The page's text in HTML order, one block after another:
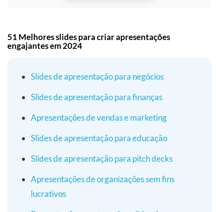
51 Melhores slides para criar apresentações
engajantes em 2024
Slides de apresentação para negócios
Slides de apresentação para finanças
Apresentações de vendas e marketing
Slides de apresentação para educação
Slides de apresentação para pitch decks
Apresentações de organizações sem fins
lucrativos